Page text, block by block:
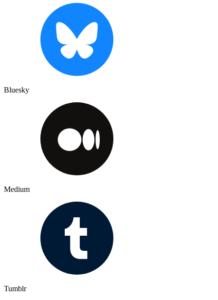
Bluesky
Medium
Tumblr